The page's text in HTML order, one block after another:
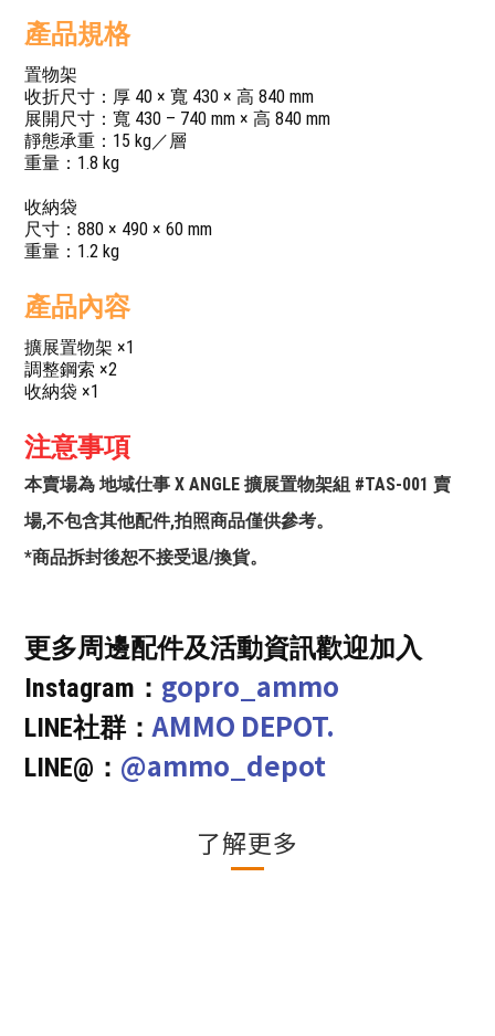
產品規格
置物架
收折尺寸：厚 40 × 寬 430 × 高 840 mm
展開尺寸：寬 430 – 740 mm × 高 840 mm
靜態承重：15 kg／層
重量：1.8 kg
收納袋
尺寸：880 × 490 × 60 mm
重量：1.2 kg
產品內容
擴展置物架 ×1
調整鋼索 ×2
收納袋 ×1
注意事項
本賣場為 地域仕事 X ANGLE 擴展置物架組 #TAS-001 賣
場,不包含其他配件,拍照商品僅供參考。
*商品拆封後恕不接受退/換貨。
更多周邊配件及活動資訊歡迎加入
Instagram： gopro_ammo
LINE社群：AMMO DEPOT.
LINE@： @ammo_depot
了解更多